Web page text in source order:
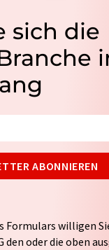
sich die
ABONNIEREN
Formulars willigen
den oder die oben